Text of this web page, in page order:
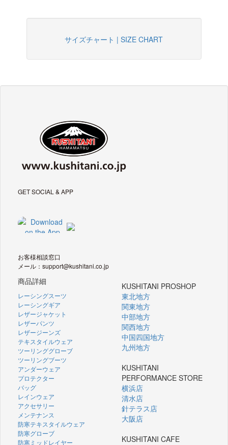
サイズチャート | SIZE CHART
GET SOCIAL & APP
お客様相談窓口
メール：support@kushitani.co.jp
商品詳細
レーシングスーツ
レーシングギア
レザージャケット
レザーパンツ
レザージーンズ
テキスタイルウェア
ツーリンググローブ
ツーリングブーツ
アンダーウェア
プロテクター
バッグ
レインウェア
アクセサリー
メンテナンス
防寒テキスタイルウェア
防寒グローブ
防寒ミッドレイヤー
KUSHITANI PROSHOP
東北地方
関東地方
中部地方
関西地方
中国四国地方
九州地方
KUSHITANI
PERFORMANCE STORE
横浜店
清水店
針テラス店
大阪店
KUSHITANI CAFE